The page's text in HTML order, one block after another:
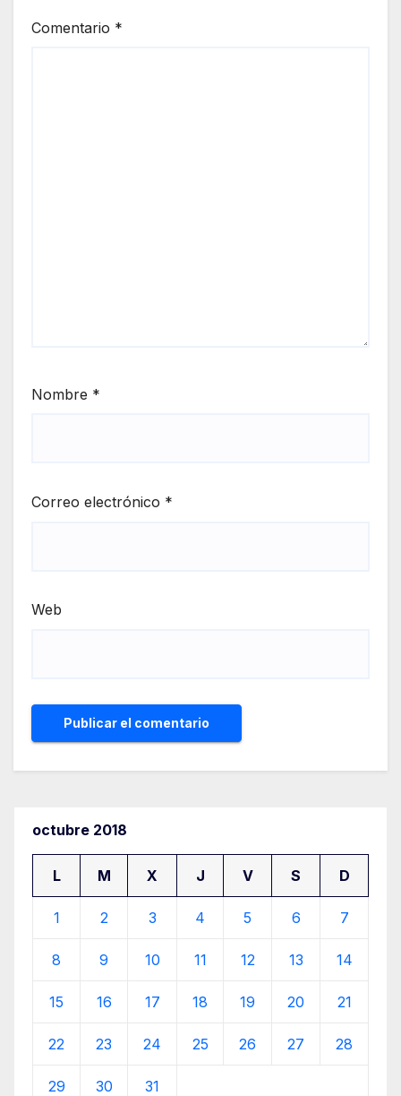
Comentario *
Nombre *
Correo electrónico *
Web
octubre 2018
L M X J V S D
1 2 3 4 5 6 7
8 9 10 11 12 13 14
15 16 17 18 19 20 21
22 23 24 25 26 27 28
29 30 31